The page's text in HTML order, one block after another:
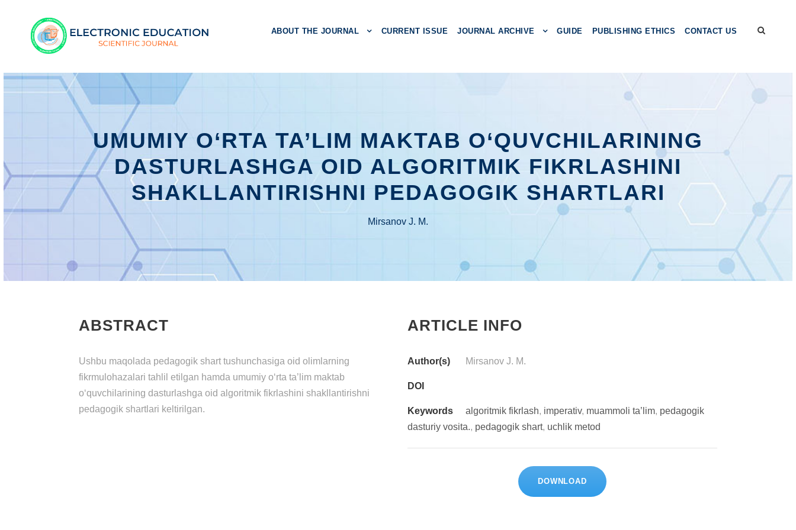
ABOUT THE JOURNAL CURRENT ISSUE JOURNAL ARCHIVE GUIDE PUBLISHING ETHICS CONTACT US
UMUMIY O‘RTA TA’LIM MAKTAB O‘QUVCHILARINING
DASTURLASHGA OID ALGORITMIK FIKRLASHINI
SHAKLLANTIRISHNI PEDAGOGIK SHARTLARI
Mirsanov J. M.
ABSTRACT
Ushbu maqolada pedagogik shart tushunchasiga oid olimlarning
fikrmulohazalari tahlil etilgan hamda umumiy o‘rta ta’lim maktab
o‘quvchilarining dasturlashga oid algoritmik fikrlashini shakllantirishni
pedagogik shartlari keltirilgan.
ARTICLE INFO
Author(s) Mirsanov J. M.
DOI
Keywords algoritmik fikrlash, imperativ, muammoli ta’lim, pedagogik
dasturiy vosita., pedagogik shart, uchlik metod
DOWNLOAD